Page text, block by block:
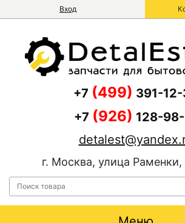
Вход
+7 (499) 391-
+7 (926) 128-
г. Москва, улица Раменки,